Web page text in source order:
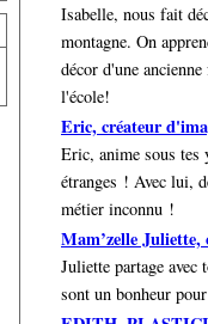
Isabelle, nous fait
montagne. On
décor d'une
l'école!
Eric, créateur
Eric, anime sous tes
étranges ! Avec lui,
métier inconnu !
Mam’zelle Juliette,
Juliette partage avec
sont un bonheur